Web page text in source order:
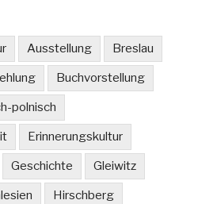
Ausstellung Breslau
Buchvorstellung
polnisch
Erinnerungskultur
Geschichte Gleiwitz
Hirschberg